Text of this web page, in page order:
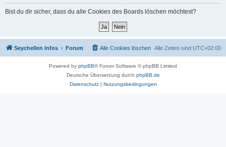
Bist du dir sicher, dass du alle Cookies des Boards löschen möchtest?
Seychellen Infos Forum Alle Zeiten sind UTC+02:00
Alle Cookies löschen
Powered by phpBB® Forum Software © phpBB Limited
Deutsche Übersetzung durch phpBB.de
Datenschutz| Nutzungsbedingungen